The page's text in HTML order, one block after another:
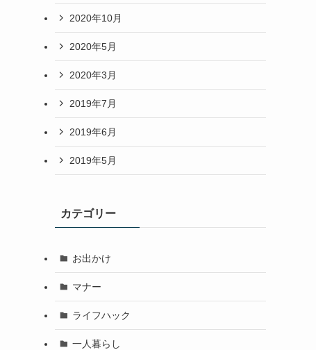
2020年10月
2020年5月
2020年3月
2019年7月
2019年6月
2019年5月
カテゴリー
お出かけ
マナー
ライフハック
一人暮らし